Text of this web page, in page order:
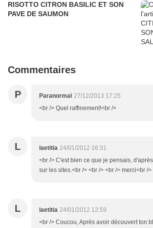
RISOTTO CITRON BASILIC ET SON
PAVE DE SAUMON
Commentaires
P Paranormal 27/12/2013 17:25
<br /> Quel raffinement!<br />
L laetitia 24/01/2012 16:31
<br /> C'est bien ce que je pensais,
sur les sites.<br /> <br /> <br /> merci<br />
L laetitia 24/01/2012 12:59
<br /> Coucou, Après avoir découvert ton